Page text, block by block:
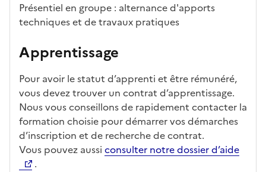
Présentiel en groupe : alternance d'apports
techniques et de travaux pratiques
Apprentissage
Pour avoir le statut d’apprenti et être rémunéré,
vous devez trouver un contrat d’apprentissage.
Nous vous conseillons de rapidement contacter la
formation choisie pour démarrer vos démarches
d’inscription et de recherche de contrat.
Vous pouvez aussi consulter notre dossier d’aide
.